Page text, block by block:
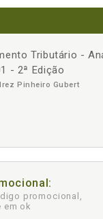
Tributário -
- 2ª Edição
Pinheiro Gubert
-
promocional,
em ok